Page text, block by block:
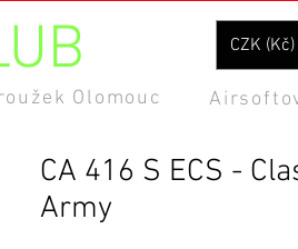
CZK (Kč)
Olomouc
CA 416 S ECS -
Army